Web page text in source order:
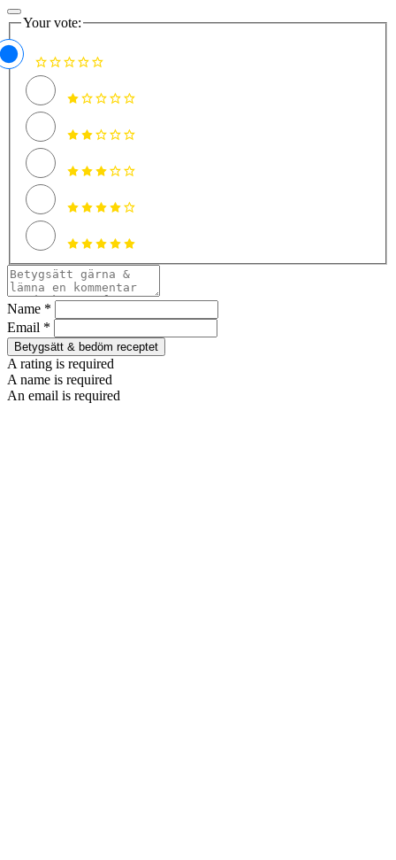
Your vote:
Name *
Email *
Betygsätt & bedöm receptet
A rating is required
A name is required
An email is required